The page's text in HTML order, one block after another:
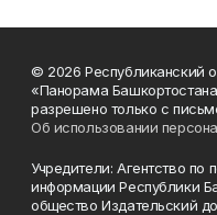
© 2026 Республиканский
«Панорама
разрешено только с
Об использовании
Учредители: Агентство
информации Республики
общество Издательский